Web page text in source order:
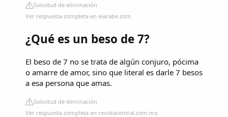
Solicitud de eliminación
Ver respuesta completa en eiarabe.com
¿Qué es un beso de 7?
El beso de 7 no se trata de algún conjuro, pócima
o amarre de amor, sino que literal es darle 7 besos
a esa persona que amas.
Solicitud de eliminación
Ver respuesta completa en revistacentral.com.mx